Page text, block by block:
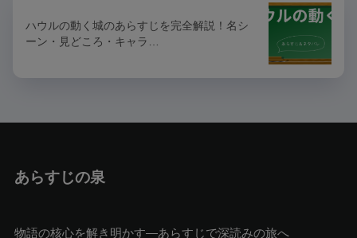
ハウルの動く城のあらすじを完全解説！名シ
ーン・見どころ・キャラ…
あらすじの泉
物語の核心を解き明かす—あらすじで深読みの旅へ